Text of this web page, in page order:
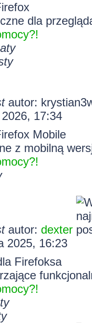
dla
autor:
17:34
Mobile
z mobilną
autor: dexter
2025, 16:23
Firefoksa